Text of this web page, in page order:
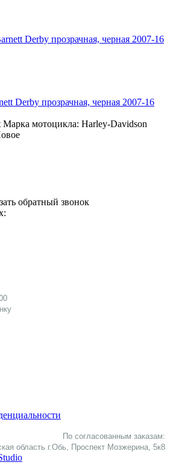
Derby прозрачная, черная 2007-16
Марка мотоцикла: Harley-Davidson
обратный звонок
По согласованным заказам:
область г.Обь, Проспект Мозжерина, 5к8​